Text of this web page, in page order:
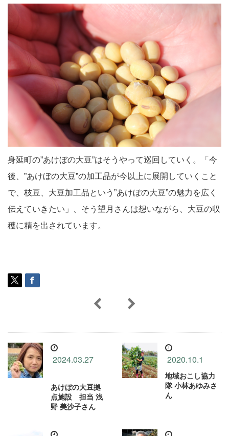
身延町の”あけぼの大豆”はそうやって巡回していく。「今
後、”あけぼの大豆”の加工品が今以上に展開していくこと
で、枝豆、大豆加工品という”あけぼの大豆”の魅力を広く
伝えていきたい」、そう望月さんは想いながら、大豆の収
穫に精を出されています。
2024.03.27
あけぼの大豆拠
点施設 担当 浅
野 美沙子さん
2020.10.1
地域おこし協力
隊 小林あゆみさ
ん